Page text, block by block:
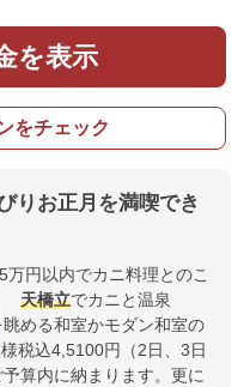
を表示
をチェック
りお正月を満喫でき
円以内でカニ料理とのこ
天橋立でカニと温泉
眺める和室かモダン和室の
税込4,5100円（2日、3日
算内に納まります。更に